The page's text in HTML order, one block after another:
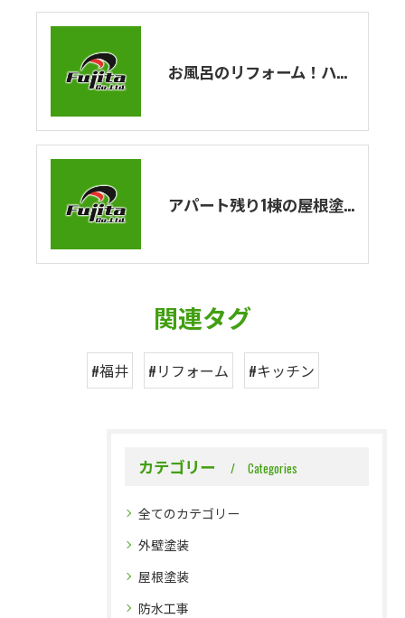
お風呂のリフォーム！ハウステックのユニットバスの紹介！エストワシリーズを解説！
アパート残り1棟の屋根塗装・外壁塗装工事が完了しました！
関連タグ
#福井 #リフォーム #キッチン
カテゴリー Categories
全てのカテゴリー
外壁塗装
屋根塗装
防水工事